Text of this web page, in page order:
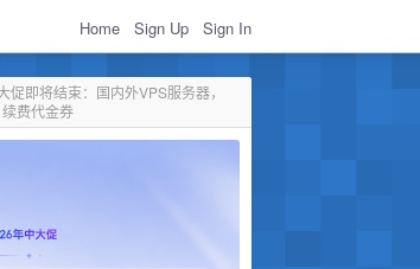
Home Sign Up Sign In
促即将结束：国内外VPS服务器，
费代金券